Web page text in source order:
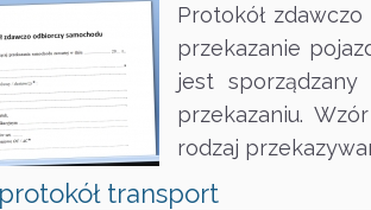
Protokół
przekazanie
jest
przekazaniu.
rodzaj
protokół transport